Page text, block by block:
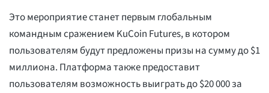
Это мероприятие станет первым глобальным
командным сражением KuCoin Futures, в котором
пользователям будут предложены призы на сумму до $1
миллиона. Платформа также предоставит
пользователям возможность выиграть до $20 000 за